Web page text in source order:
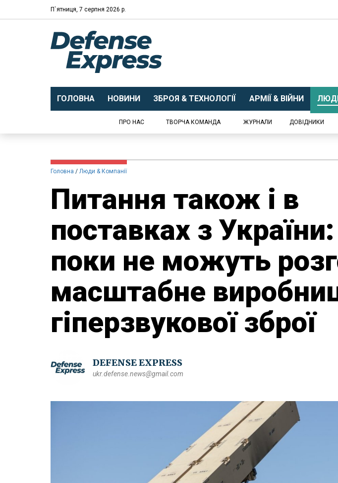
П`ятниця, 7 серпня 2026 р.
ГОЛОВНА НОВИНИ ЗБРОЯ & ТЕХНОЛОГІЇ АРМІЇ & ВІЙНИ
ПРО НАС ТВОРЧА КОМАНДА ЖУРНАЛИ ДОВІДНИКИ
Головна Люди & Компанії
Питання також і в
поставках з
поки не можуть
масштабне
гіперзвукової зброї
DEFENSE EXPRESS
ukr.defense.news@gmail.com